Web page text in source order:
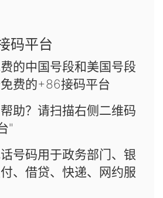
码平台
的中国号段和美国号段
费的+86接码平台
助？请扫描右侧二维码
"
号码用于政务部门、银
、借贷、快递、网约服